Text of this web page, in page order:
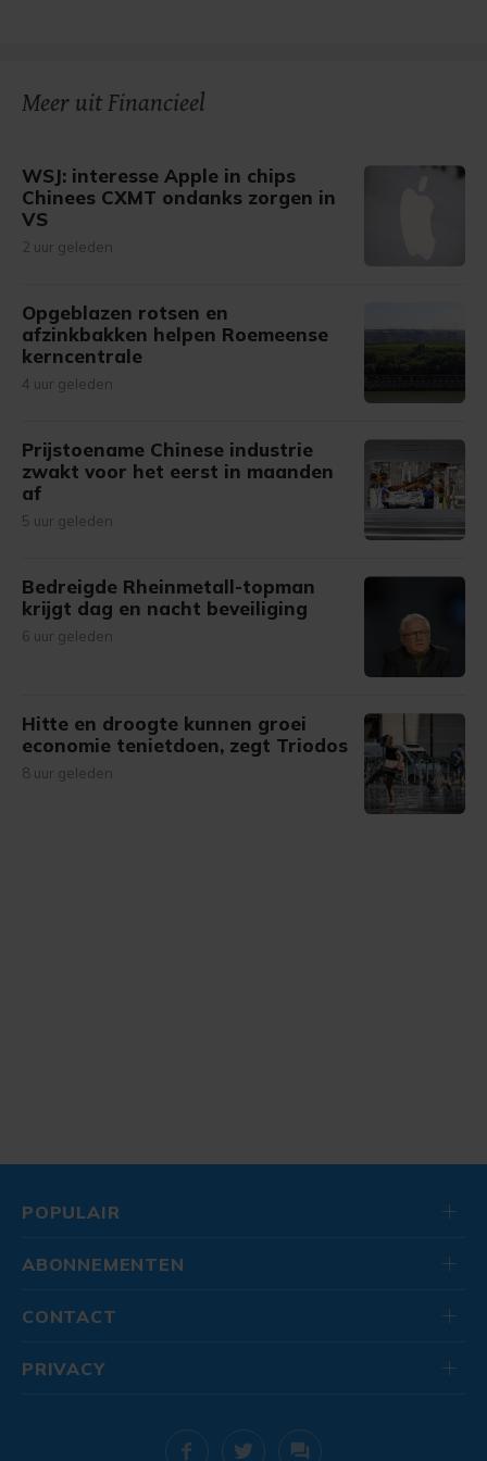
Meer uit Financieel
WSJ: interesse Apple in chips
Chinees CXMT ondanks zorgen in
VS
2 uur geleden
Opgeblazen rotsen en
afzinkbakken helpen Roemeense
kerncentrale
4 uur geleden
Prijstoename Chinese industrie
zwakt voor het eerst in maanden
af
5 uur geleden
Bedreigde Rheinmetall-topman
krijgt dag en nacht beveiliging
6 uur geleden
Hitte en droogte kunnen groei
economie tenietdoen, zegt Triodos
8 uur geleden
POPULAIR
ABONNEMENTEN
CONTACT
PRIVACY